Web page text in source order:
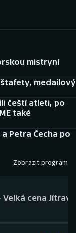
mistryní
medailový
čeští atleti, po
také
Petra Čecha po
Zobrazit program
cena Jítravy